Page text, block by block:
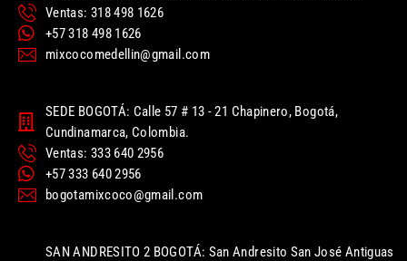
Ventas: 318 498 1626
+57 318 498 1626
mixcocomedellin@gmail.com
SEDE BOGOTÁ: Calle 57 # 13 - 21 Chapinero, Bogotá,
Cundinamarca, Colombia.
Ventas: 333 640 2956
+57 333 640 2956
bogotamixcoco@gmail.com
SAN ANDRESITO 2 BOGOTÁ: San Andresito San José Antiguas